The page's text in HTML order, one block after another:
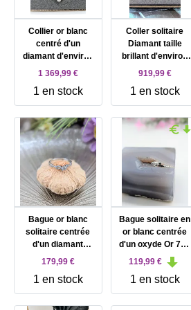
Collier or blanc
centré d'un
diamant d'environ
0,50ct entouré de
750 Millième (18
CT) 4,05g
1 369,99 €
1 en stock
Coller solitaire
Diamant taille
brillant d'environ
0,55cts en or blanc
CT) 3,53g
919,99 €
1 en stock
Bague or blanc
solitaire centrée
d'un diamant
d'environ 0,15ct
de petits diamants
tressées Or 375
Millième (9 CT)
179,99 €
1 en stock
Bague solitaire en
or blanc centrée
d'un oxyde Or 750
Millième (18 CT)
119,99 €
1 en stock